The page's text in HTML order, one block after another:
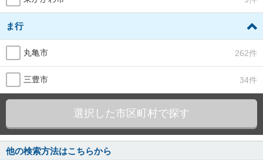
ま行
丸亀市 262件
三豊市 34件
選択した市区町村で探す
他の検索方法はこちらから